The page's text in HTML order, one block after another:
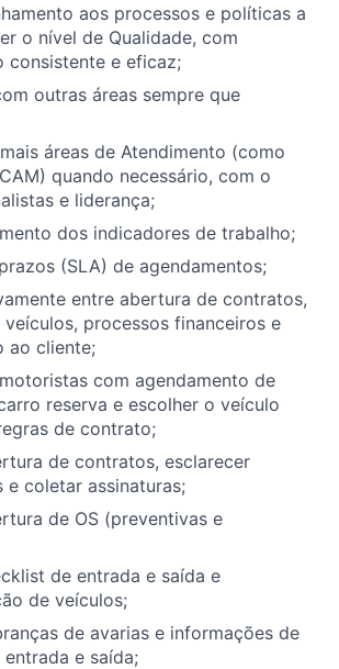
aos processos e políticas a
o nível de Qualidade, com
consistente e eficaz;
outras áreas sempre que
áreas de Atendimento (como
quando necessário, com o
e liderança;
dos indicadores de trabalho;
(SLA) de agendamentos;
entre abertura de contratos,
processos financeiros e
ao cliente;
com agendamento de
reserva e escolher o veículo
de contrato;
de contratos, esclarecer
e coletar assinaturas;
de OS (preventivas e
de entrada e saída e
de veículos;
de avarias e informações de
e saída;